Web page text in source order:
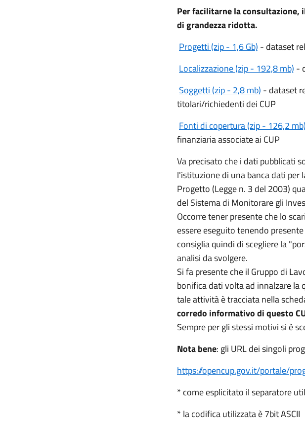
Per facilitarne la
di grandezza ridotta.
Progetti (zip - 1,6 Gb) - dataset
Localizzazione (zip - 192,8 mb) -
Soggetti (zip - 2,8 mb) - dataset
titolari/richiedenti dei CUP
Fonti di copertura (zip - 126,2 mb)
finanziaria associate ai CUP
Va precisato che i dati pubblicati
l'istituzione di una banca dati per
Progetto (Legge n. 3 del 2003)
del Sistema di Monitorare gli
Occorre tener presente che lo
essere eseguito tenendo
consiglia quindi di scegliere la
analisi da svolgere.
Si fa presente che il Gruppo di
bonifica dati volta ad innalzare la
tale attività è tracciata nella
corredo informativo di questo
Sempre per gli stessi motivi si è
Nota bene: gli URL dei singoli
https://opencup.gov.it/portale/
* come esplicitato il separatore
* la codifica utilizzata è 7bit ASCII